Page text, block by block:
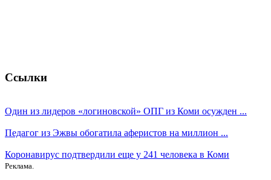
Ссылки
Один из лидеров «логиновской» ОПГ из Коми осужден ...
Педагог из Эжвы обогатила аферистов на миллион ...
Коронавирус подтвердили еще у 241 человека в Коми
Реклама.